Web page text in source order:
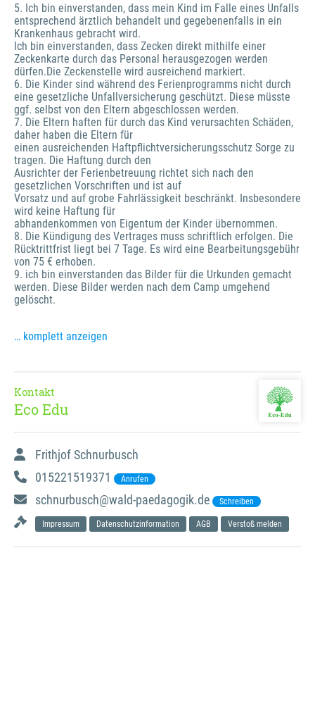
5. Ich bin einverstanden, dass mein Kind im Falle eines Unfalls
entsprechend ärztlich behandelt und gegebenenfalls in ein
Krankenhaus gebracht wird.
Ich bin einverstanden, dass Zecken direkt mithilfe einer
Zeckenkarte durch das Personal herausgezogen werden
dürfen.Die Zeckenstelle wird ausreichend markiert.
6. Die Kinder sind während des Ferienprogramms nicht durch
eine gesetzliche Unfallversicherung geschützt. Diese müsste
ggf. selbst von den Eltern abgeschlossen werden.
7. Die Eltern haften für durch das Kind verursachten Schäden,
daher haben die Eltern für
einen ausreichenden Haftpflichtversicherungsschutz Sorge zu
tragen. Die Haftung durch den
Ausrichter der Ferienbetreuung richtet sich nach den
gesetzlichen Vorschriften und ist auf
Vorsatz und auf grobe Fahrlässigkeit beschränkt. Insbesondere
wird keine Haftung für
abhandenkommen von Eigentum der Kinder übernommen.
8. Die Kündigung des Vertrages muss schriftlich erfolgen. Die
Rücktrittfrist liegt bei 7 Tage. Es wird eine Bearbeitungsgebühr
von 75 € erhoben.
9. ich bin einverstanden das Bilder für die Urkunden gemacht
werden. Diese Bilder werden nach dem Camp umgehend
gelöscht.
… komplett anzeigen
Kontakt
Eco Edu
Frithjof Schnurbusch
015221519371
Anrufen
schnurbusch@wald-paedagogik.de Schreiben
Impressum Datenschutzinformation AGB Verstoß melden